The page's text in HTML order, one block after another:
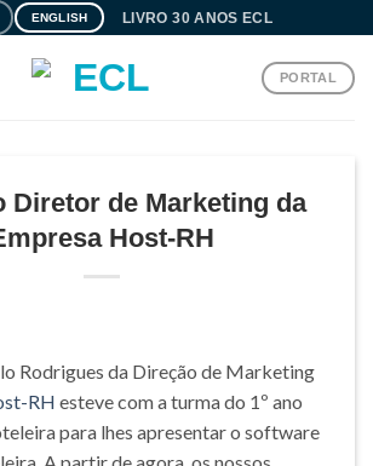
ENGLISH LIVRO 30 ANOS ECL
PORTAL
Diretor de Marketing da
Host-RH
Rodrigues da Direção de Marketing
RH esteve com a turma do 1º ano
para lhes apresentar o software